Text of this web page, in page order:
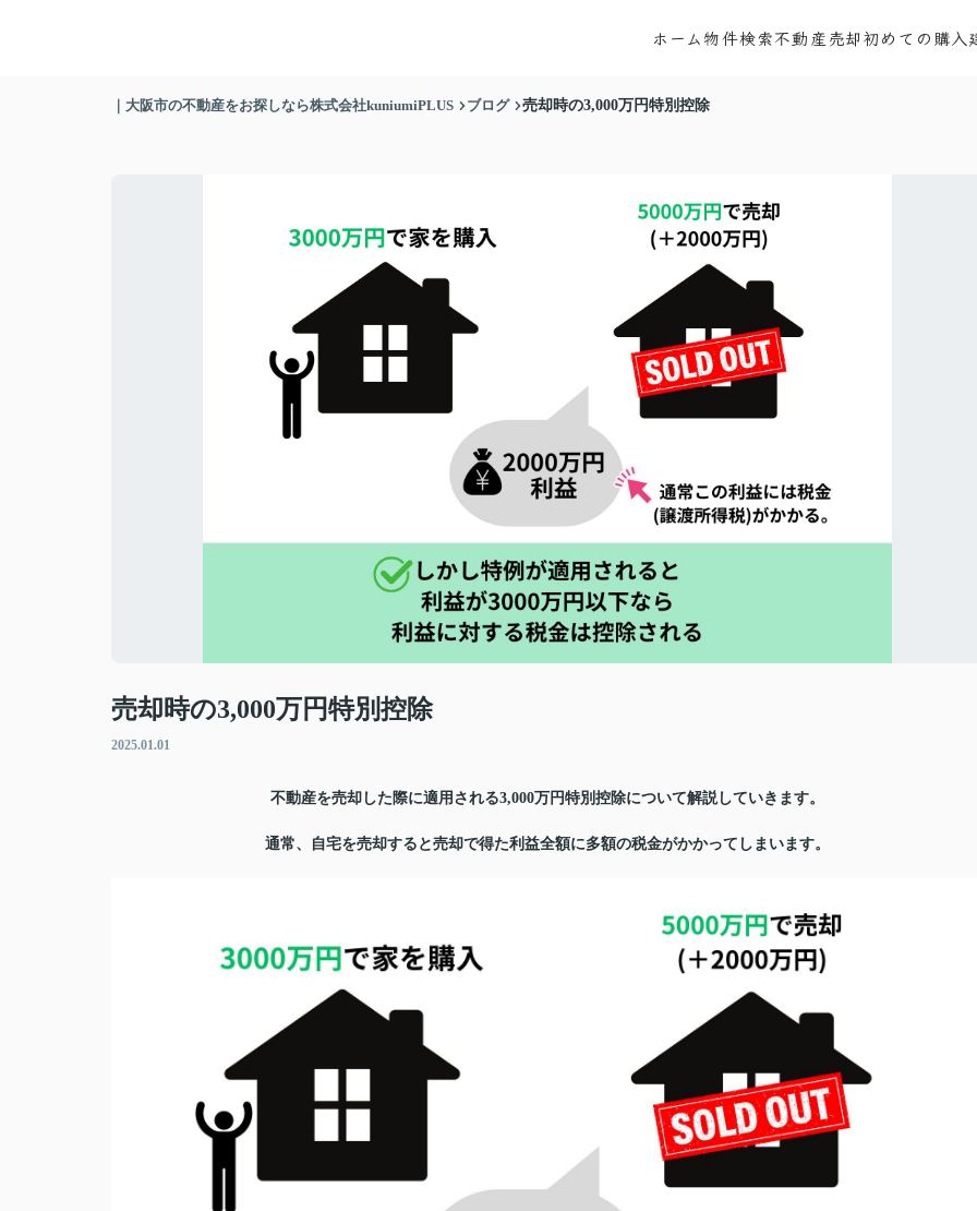
ホーム物件検索不動産売却初めての購入
｜大阪市の不動産をお探しなら株式会社kuniumiPLUS ブログ 売却時の3,000万円特別控除
売却時の3,000万円特別控除
2025.01.01
不動産を売却した際に適用される3,000万円特別控除について解説していきます。
通常、自宅を売却すると売却で得た利益全額に多額の税金がかかってしまいます。